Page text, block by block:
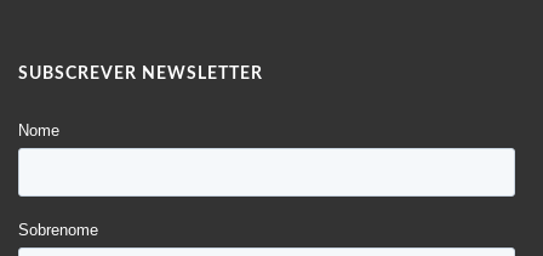
SUBSCREVER NEWSLETTER